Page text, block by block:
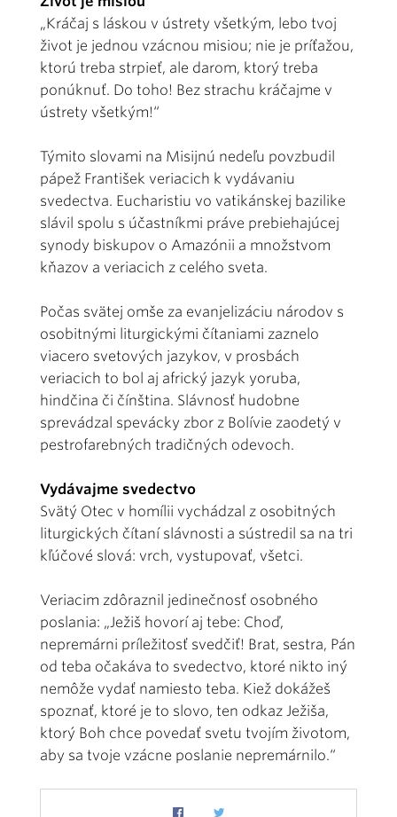
„Kráčaj s láskou v ústrety všetkým, lebo tvoj
život je jednou vzácnou misiou; nie je príťažou,
ktorú treba strpieť, ale darom, ktorý treba
ponúknuť. Do toho! Bez strachu kráčajme v
ústrety všetkým!“
Týmito slovami na Misijnú nedeľu povzbudil
pápež František veriacich k vydávaniu
svedectva. Eucharistiu vo vatikánskej bazilike
slávil spolu s účastníkmi práve prebiehajúcej
synody biskupov o Amazónii a množstvom
kňazov a veriacich z celého sveta.
Počas svätej omše za evanjelizáciu národov s
osobitnými liturgickými čítaniami zaznelo
viacero svetových jazykov, v prosbách
veriacich to bol aj africký jazyk yoruba,
hindčina či čínština. Slávnosť hudobne
sprevádzal spevácky zbor z Bolívie zaodetý v
pestrofarebných tradičných odevoch.
Vydávajme svedectvo
Svätý Otec v homílii vychádzal z osobitných
liturgických čítaní slávnosti a sústredil sa na tri
kľúčové slová: vrch, vystupovať, všetci.
Veriacim zdôraznil jedinečnosť osobného
poslania: „Ježiš hovorí aj tebe: Choď,
nepremárni príležitosť svedčiť! Brat, sestra, Pán
od teba očakáva to svedectvo, ktoré nikto iný
nemôže vydať namiesto teba. Kiež dokážeš
spoznať, ktoré je to slovo, ten odkaz Ježiša,
ktorý Boh chce povedať svetu tvojím životom,
aby sa tvoje vzácne poslanie nepremárnilo.“